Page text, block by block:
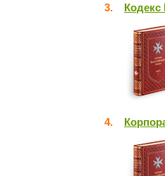
3. Кодекс
4.